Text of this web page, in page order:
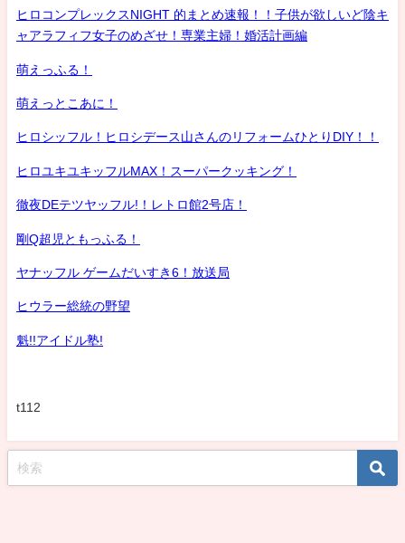
ヒロコンプレックスNIGHT 的まとめ速報！！子供が欲しいど陰キ
ャアラフィフ女子のめざせ！専業主婦！婚活計画編
萌えっふる！
萌えっとこあに！
ヒロシッフル！ヒロシデース山さんのリフォームひとりDIY！！
ヒロユキユキッフルMAX！スーパークッキング！
徹夜DEテツヤッフル!！レトロ館2号店！
剛Q超児ともっふる！
ヤナッフル ゲームだいすき6！放送局
ヒウラー総統の野望
魁!!アイドル塾!
t112